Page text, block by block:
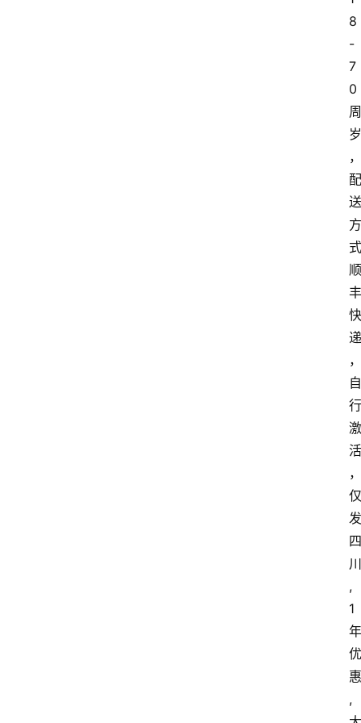
8
-
7
0
周
岁
，
配
送
方
式
顺
丰
快
递
，
自
行
激
活
，
仅
发
四
川
,
1
年
优
惠
,